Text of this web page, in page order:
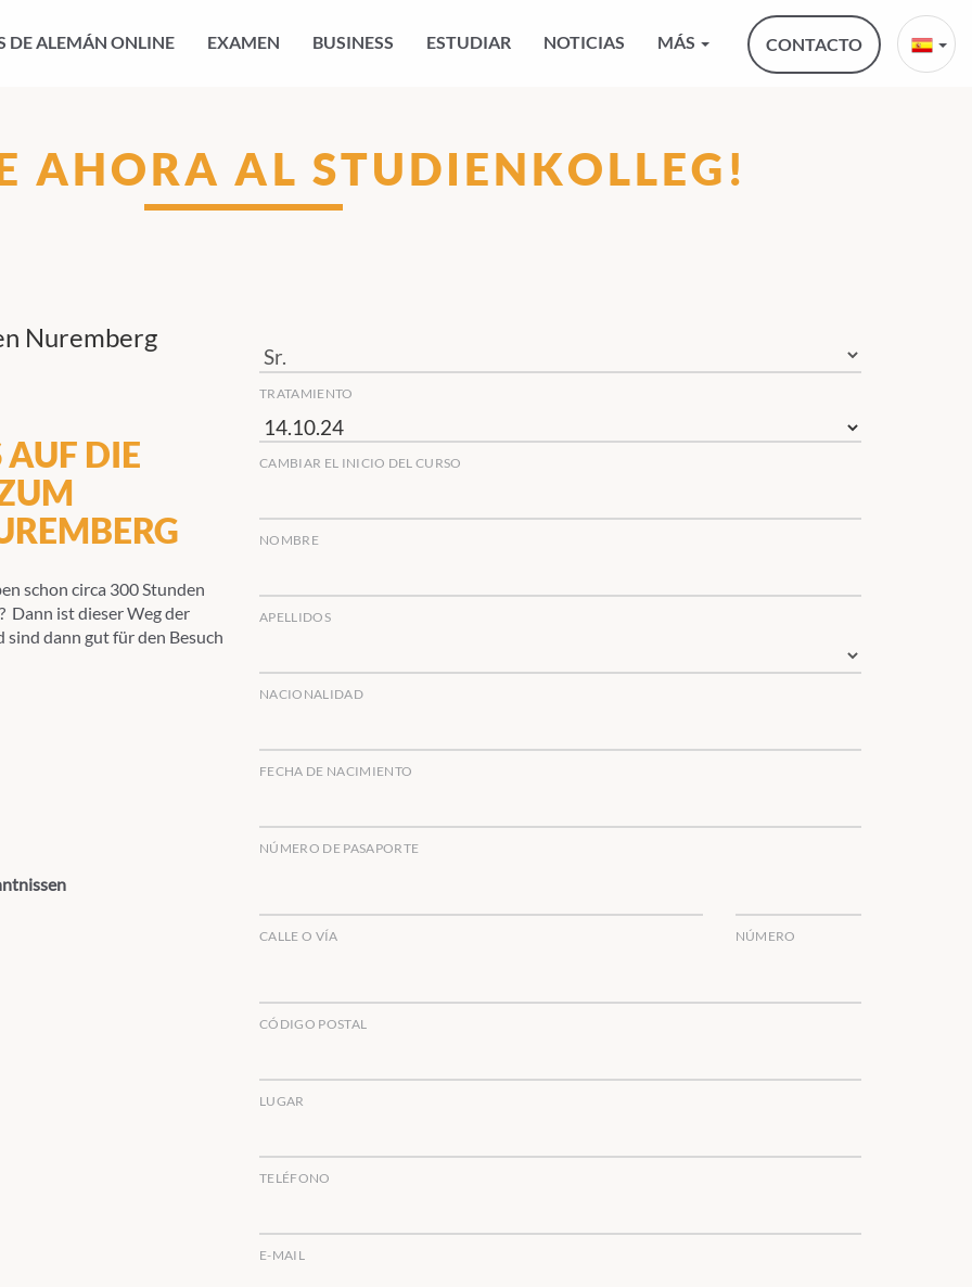
CONTACTO
DE ALEMÁN ONLINE EXAMEN BUSINESS ESTUDIAR NOTICIAS MÁS
AHORA AL STUDIENKOLLEG!
Nuremberg
DIE
schon circa 300 Stunden
Dann ist dieser Weg der
sind dann gut für den Besuch
TRATAMIENTO
CAMBIAR EL INICIO DEL CURSO
NOMBRE
APELLIDOS
NACIONALIDAD
FECHA DE NACIMIENTO
NÚMERO DE PASAPORTE
CALLE O VÍA NÚMERO
CÓDIGO POSTAL
LUGAR
TELÉFONO
E-MAIL